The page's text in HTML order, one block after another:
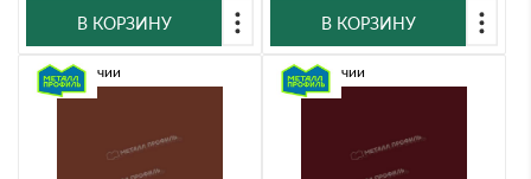
В КОРЗИНУ
В КОРЗИНУ
В наличии В наличии